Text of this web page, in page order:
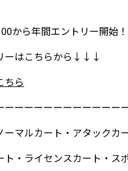
から年間エントリー開始
はこちらから↓↓↓
ちら
ーーーーーーーーーーーー
ーマルカート・アタックカ
・ライセンスカート・ス